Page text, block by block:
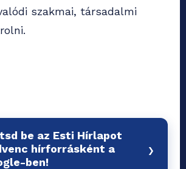
szakmai, társadalmi
be az Esti Hírlapot
hírforrásként a
ben!
›